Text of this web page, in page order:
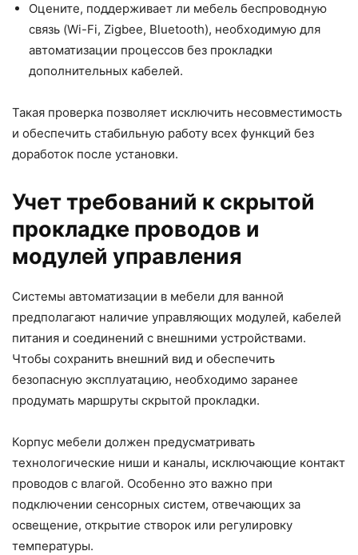
Оцените, поддерживает ли мебель беспроводную
связь (Wi-Fi, Zigbee, Bluetooth), необходимую для
автоматизации процессов без прокладки
дополнительных кабелей.
Такая проверка позволяет исключить несовместимость
и обеспечить стабильную работу всех функций без
доработок после установки.
Учет требований к скрытой
прокладке проводов и
модулей управления
Системы автоматизации в мебели для ванной
предполагают наличие управляющих модулей, кабелей
питания и соединений с внешними устройствами.
Чтобы сохранить внешний вид и обеспечить
безопасную эксплуатацию, необходимо заранее
продумать маршруты скрытой прокладки.
Корпус мебели должен предусматривать
технологические ниши и каналы, исключающие контакт
проводов с влагой. Особенно это важно при
подключении сенсорных систем, отвечающих за
освещение, открытие створок или регулировку
температуры.